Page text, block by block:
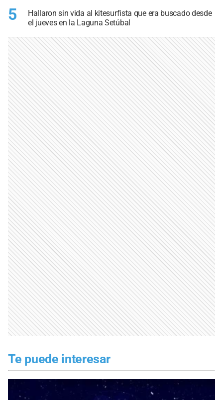
5
Hallaron sin vida al kitesurfista que era buscado desde
el jueves en la Laguna Setúbal
Te puede interesar